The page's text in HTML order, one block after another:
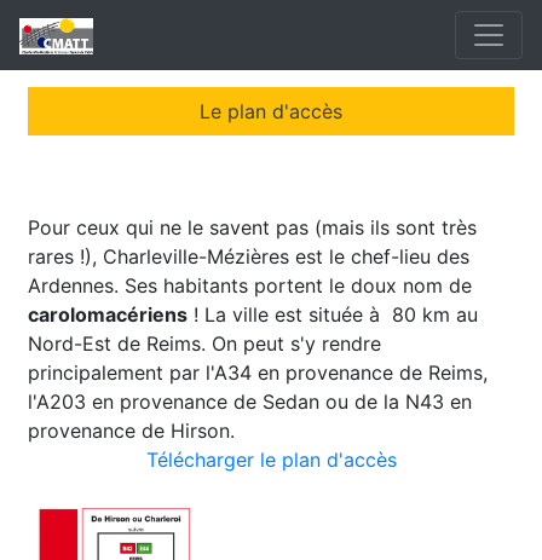
Le plan d'accès
Pour ceux qui ne le savent pas (mais ils sont très
rares !), Charleville-Mézières est le chef-lieu des
Ardennes. Ses habitants portent le doux nom de
carolomacériens ! La ville est située à 80 km au
Nord-Est de Reims. On peut s'y rendre
principalement par l'A34 en provenance de Reims,
l'A203 en provenance de Sedan ou de la N43 en
provenance de Hirson.
Télécharger le plan d'accès